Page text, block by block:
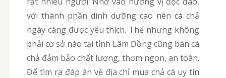
với thành phần dinh dưỡng cao nên cá chả
ngày càng được yêu thích. Thế nhưng không
phải cơ sở nào tại tỉnh Lâm Đồng cũng bán cá
chả đảm bảo chất lượng, thơm ngon, an toàn.
Để tìm ra đáp án về địa chỉ mua chả cá uy tín